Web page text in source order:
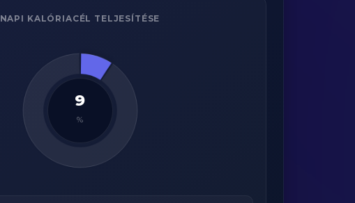
NAPI KALÓRIACÉL TELJESÍTÉSE
9
%